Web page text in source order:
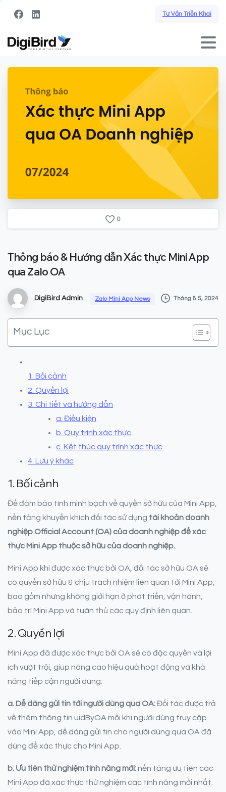
Tư Vấn Triển Khai
0
Thông báo& Hướng dẫnXácthực MiniApp
quaZaloOA
DigiBird Admin Zalo Mini App News Tháng 8 5, 2024
Mục Lục
1. Bối cảnh
2. Quyền lợi
3. Chi tiết và hướng dẫn
a. Điều kiện
b. Quy trình xác thực
c. Kết thúc quy trình xác thực
4. Lưu ý khác
1. Bối cảnh
Để đảm bảo tính minh bạch về quyền sở hữu của Mini App,
nền tảng khuyến khích đối tác sử dụng tài khoản doanh
nghiệp Official Account (OA) của doanh nghiệp để xác
thực Mini App thuộc sở hữu của doanh nghiệp.
Mini App khi được xác thực bởi OA, đối tác sở hữu OA sẽ
có quyền sở hữu & chịu trách nhiệm liên quan tới Mini App,
bao gồm nhưng không giới hạn ở phát triển, vận hành,
bảo trì Mini App và tuân thủ các quy định liên quan.
2. Quyền lợi
Mini App đã được xác thực bởi OA sẽ có đặc quyền và lợi
ích vượt trội, giúp nâng cao hiệu quả hoạt động và khả
năng tiếp cận người dùng:
a. Dễ dàng gửi tin tới người dùng qua OA:Đối tác được trả
về thêm thông tin uidByOA mỗi khi người dùng truy cập
vào Mini App, dễ dàng gửi tin cho người dùng qua OA đã
dùng để xác thực cho Mini App.
b. Ưu tiên thử nghiệm tính năng mới:nền tảng ưu tiên các
Mini App đã xác thực thử nghiệm các tính năng mới nhất.